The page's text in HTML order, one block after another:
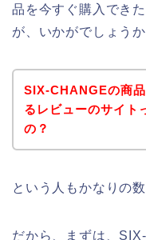
品を今すぐ購入でき
が、いかがでしょう
SIX-CHANGEの商
るレビューのサイト
の？
という人もかなりの
だから、まずは、